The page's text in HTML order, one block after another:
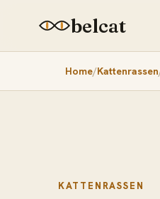
belcat
Home Kattenrassen
KATTENRASSEN